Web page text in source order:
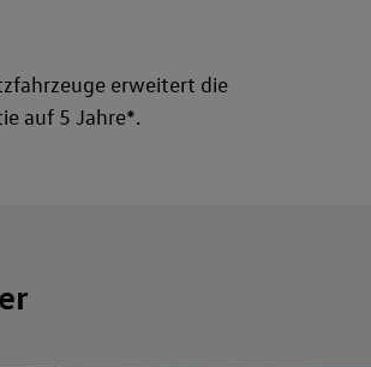
erweitert die
auf 5 Jahre*.